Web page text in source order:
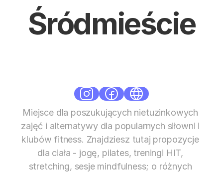
Śródmieście
Miejsce dla poszukujących nietuzinkowych
zajęć i alternatywy dla popularnych siłowni i
klubów fitness. Znajdziesz tutaj propozycje
dla ciała - jogę, pilates, treningi HIT,
stretching, sesje mindfulness; o różnych